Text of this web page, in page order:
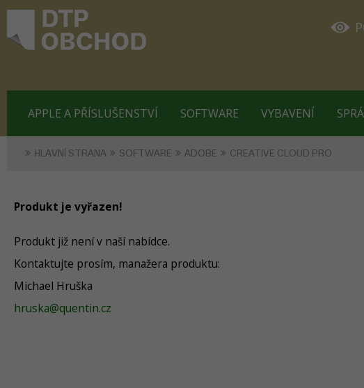
APPLE A PŘÍSLUŠENSTVÍ SOFTWARE VYBAVENÍ
HLAVNÍ STRANA SOFTWARE ADOBE CREATIVE CLOUD PRO
Produkt je vyřazen!
Produkt již není v naší nabídce.
Kontaktujte prosím, manažera produktu:
Michael Hruška
hruska@quentin.cz